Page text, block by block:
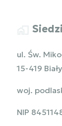
ul. Św.
15-419
woj.
NIP